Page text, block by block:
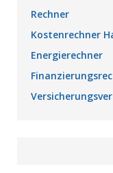
Rechner
Kostenrechner
Energierechner